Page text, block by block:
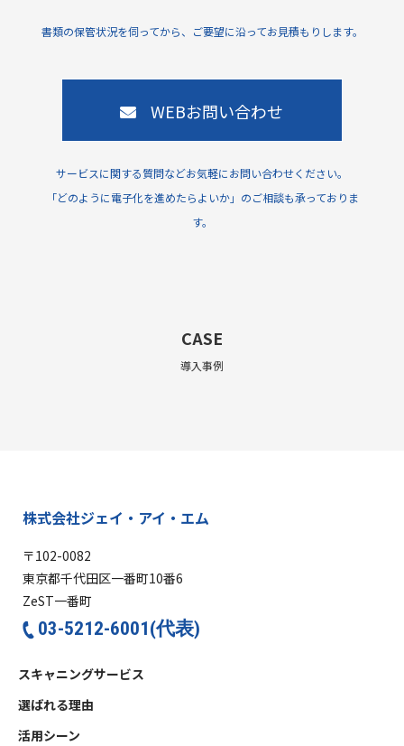
書類の保管状況を伺ってから、ご要望に沿ってお見積もりします。
WEBお問い合わせ
サービスに関する質問などお気軽にお問い合わせください。
「どのように電子化を進めたらよいか」のご相談も承っておりま
す。
CASE
導入事例
株式会社ジェイ・アイ・エム
〒102-0082
東京都千代田区一番町10番6
ZeST一番町
03-5212-6001(代表)
スキャニングサービス
選ばれる理由
活用シーン